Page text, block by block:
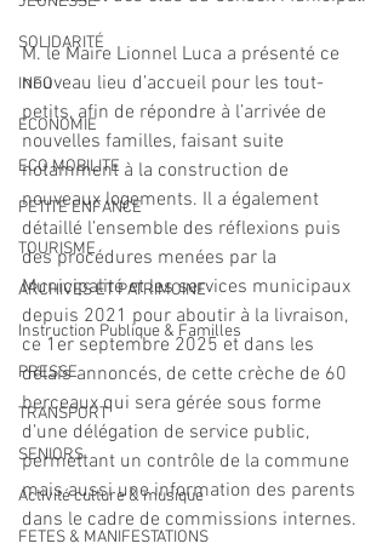
SOLIDARITÉ
INFO
ECONOMIE
ECO MOBILITE
PETITE ENFANCE
TOURISME
ARCHIVES ET PATRIMOINE
Instruction Publique & Familles
PRESSE
TRANSPORT
SENIORS
Activité culture & musique
FETES & MANIFESTATIONS
M. le Maire Lionnel Luca a présenté ce
nouveau lieu d’accueil pour les tout-
petits, afin de répondre à l’arrivée de
nouvelles familles, faisant suite
notamment à la construction de
nouveaux logements. Il a également
détaillé l’ensemble des réflexions puis
des procédures menées par la
Municipalité et les services municipaux
depuis 2021 pour aboutir à la livraison,
ce 1er septembre 2025 et dans les
délais annoncés, de cette crèche de 60
berceaux qui sera gérée sous forme
d’une délégation de service public,
permettant un contrôle de la commune
mais aussi une information des parents
dans le cadre de commissions internes.